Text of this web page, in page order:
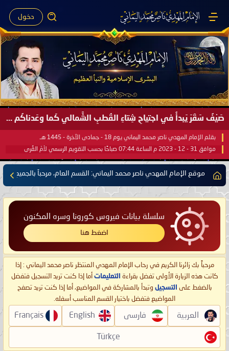
دخول
صَيْفُ سَقَرَ يَبدأُ في اجتياحِ شِتاءِ القُطبِ الشَّمالي كَما وعَدناكُم بالحقِّ لعَامِكم هذا (1445 هـ) ..
بقلم الإمام المهدي ناصر محمد اليماني يوم 18 - جمادى الآخرة - 1445 هـ
موافق 31 - 12 - 2023 م الساعة 07:44 صباحًا بحسب التقويم الرسمي لأمّ القُرى
موقع الإمام المهدي ناصر محمد اليماني: القسم العام، مرحباً بالجميع
سلسلة بيانات فيروس كورونا وسره المكنون
اضغط هنا
مرحباً بك زائرنا الكريم في رحاب الإمام المهدي المنتظر ناصر محمد اليماني : إذا
كانت هذه الزيارة الأولى تفضل بقراءة التعليمات أما إذا كنت تريد التسجيل فتفضل
بالضغط على التسجيل وتبدأ بالمشاركة في المواضيع، أما إذا كنت تريد تصفح
المواضيع فتفضل باختيار القسم المناسب أسفله.
العربية فارسی English
Français
Türkçe